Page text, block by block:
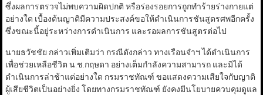
ซึ่งผลการตรวจไม่พบความผิดปกติ หรือร่องรอยการถูกทำร้ายร่างกายแต่
อย่างใด เบื้องต้นญาติมีความประสงค์ขอให้ดำเนินการชันสูตรศพอีกครั้ง
ซึ่งขณะนี้อยู่ระหว่างการดำเนินการ และรอผลการชันสูตรต่อไป
นายธวัชชัย กล่าวเพิ่มเติมว่า กรณีดังกล่าว ทางเรือนจำฯ ได้ดำเนินการ
เพื่อช่วยเหลือชีวิต น.ช.กฤษดา อย่างเต็มกำลังความสามารถ และมิได้
ดำเนินการล่าช้าแต่อย่างใด กรมราชทัณฑ์ ขอแสดงความเสียใจกับญาติ
ผู้เสียชีวิตเป็นอย่างยิ่ง โดยทางกรมราชทัณฑ์ ยังคงมีนโยบายควบคุมดูแล